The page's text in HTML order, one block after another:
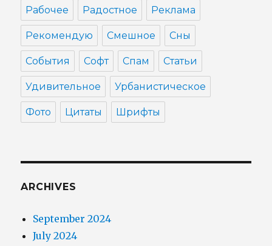
Рабочее Радостное Реклама
Рекомендую Смешное Сны
События Софт Спам Статьи
Удивительное Урбанистическое
Фото Цитаты Шрифты
ARCHIVES
September 2024
July 2024